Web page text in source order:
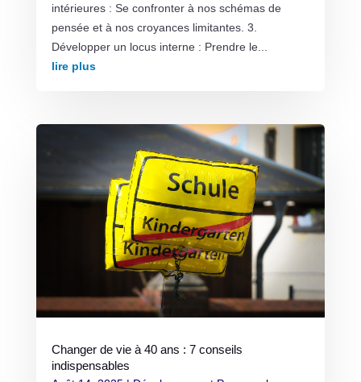
intérieures : Se confronter à nos schémas de
pensée et à nos croyances limitantes. 3.
Développer un locus interne : Prendre le...
lire plus
Changer de vie à 40 ans : 7 conseils
indispensables